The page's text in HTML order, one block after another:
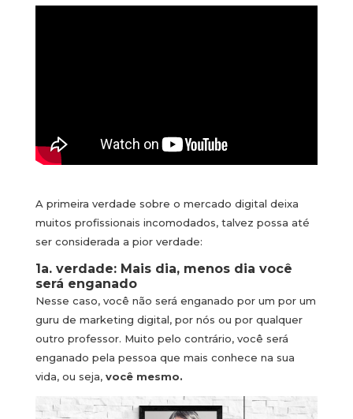
A primeira verdade sobre o mercado digital deixa
muitos profissionais incomodados, talvez possa até
ser considerada a pior verdade:
1a. verdade: Mais dia, menos dia você
será enganado
Nesse caso, você não será enganado por um por um
guru de marketing digital, por nós ou por qualquer
outro professor. Muito pelo contrário, você será
enganado pela pessoa que mais conhece na sua
vida, ou seja, você mesmo.